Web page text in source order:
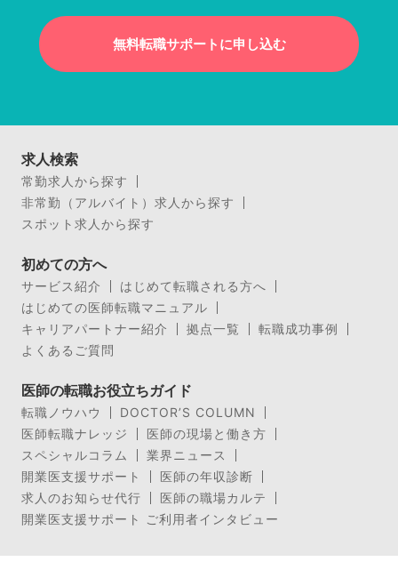
無料転職サポートに申し込む
求人検索
常勤求人から探す
非常勤（アルバイト）求人から探す
スポット求人から探す
初めての方へ
サービス紹介
はじめて転職される方へ
はじめての医師転職マニュアル
キャリアパートナー紹介
拠点一覧
転職成功事例
よくあるご質問
医師の転職お役立ちガイド
転職ノウハウ
DOCTOR’S COLUMN
医師転職ナレッジ
医師の現場と働き方
スペシャルコラム
業界ニュース
開業医支援サポート
医師の年収診断
求人のお知らせ代行
医師の職場カルテ
開業医支援サポート ご利用者インタビュー